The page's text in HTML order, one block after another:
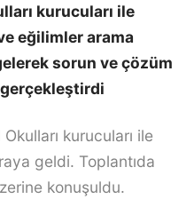
kurucuları ile
eğilimler arama
sorun ve çözüm
kurucuları ile
geldi. Toplantıda
konuşuldu.